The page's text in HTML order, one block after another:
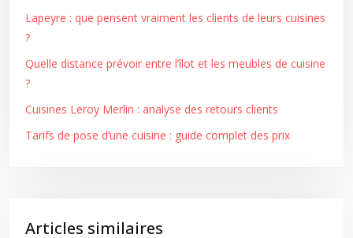
Lapeyre : que pensent vraiment les clients de leurs cuisines
?
Quelle distance prévoir entre l’îlot et les meubles de cuisine
?
Cuisines Leroy Merlin : analyse des retours clients
Tarifs de pose d’une cuisine : guide complet des prix
Articles similaires